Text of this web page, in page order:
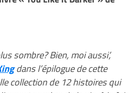
sombre? Bien, moi aussi’,
dans l’épilogue de cette
collection de 12 histoires qui